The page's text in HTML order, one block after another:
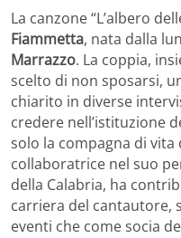
La canzone “L’albero
Fiammetta, nata dalla
Marrazzo. La coppia,
scelto di non sposarsi,
chiarito in diverse
credere nell’istituzione
solo la compagna di
collaboratrice nel suo
della Calabria, ha
carriera del cantautore,
eventi che come socia